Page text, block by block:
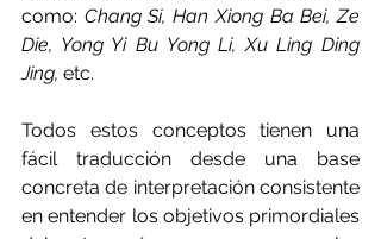
como: Chang Si, Han Xiong Ba Bei, Ze
Die, Yong Yi Bu Yong Li, Xu Ling Ding
Jing, etc.
Todos estos conceptos tienen una
fácil traducción desde una base
concreta de interpretación consistente
en entender los objetivos primordiales